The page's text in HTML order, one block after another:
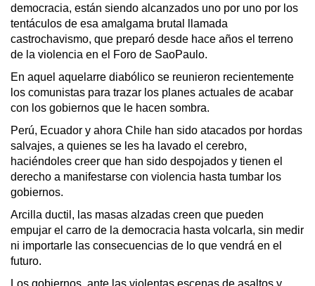
democracia, están siendo alcanzados uno por uno por los
tentáculos de esa amalgama brutal llamada
castrochavismo, que preparó desde hace años el terreno
de la violencia en el Foro de SaoPaulo.
En aquel aquelarre diabólico se reunieron recientemente
los comunistas para trazar los planes actuales de acabar
con los gobiernos que le hacen sombra.
Perú, Ecuador y ahora Chile han sido atacados por hordas
salvajes, a quienes se les ha lavado el cerebro,
haciéndoles creer que han sido despojados y tienen el
derecho a manifestarse con violencia hasta tumbar los
gobiernos.
Arcilla ductil, las masas alzadas creen que pueden
empujar el carro de la democracia hasta volcarla, sin medir
ni importarle las consecuencias de lo que vendrá en el
futuro.
Los gobiernos, ante las violentas escenas de asaltos y